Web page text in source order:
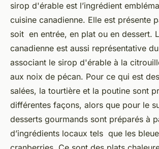
sirop d'érable est l’ingrédient
cuisine canadienne. Elle est présente
soit en entrée, en plat ou en dessert.
canadienne est aussi représentative
associant le sirop d'érable à la
aux noix de pécan. Pour ce qui est
salées, la tourtière et la poutine sont
différentes façons, alors que pour le
desserts gourmands sont préparés à
d’ingrédients locaux tels que les